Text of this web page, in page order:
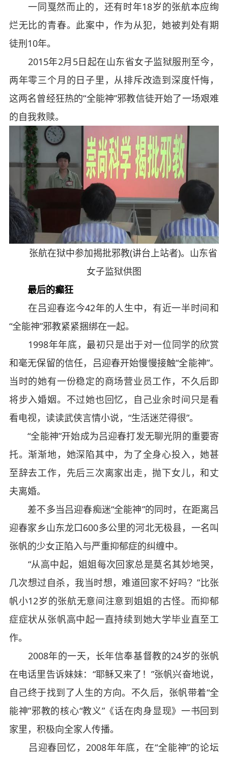
一同戛然而止的，还有时年18岁的张航本应绚
烂无比的青春。此案中，作为从犯，她被判处有期
徒刑10年。
2015年2月5日起在山东省女子监狱服刑至今，
两年零三个月的日子里，从排斥改造到深度忏悔，
这两名曾经狂热的“全能神”邪教信徒开始了一场艰难
的自我救赎。
张航在狱中参加揭批邪教(讲台上站者)。山东省
女子监狱供图
最后的癫狂
在吕迎春迄今42年的人生中，有近一半时间和
“全能神”邪教紧紧捆绑在一起。
1998年年底，最初只是出于对一位同学的欣赏
和毫无保留的信任，吕迎春开始慢慢接触“全能神”。
当时的她有一份稳定的商场营业员工作，不久后即
将步入婚姻。不过她也回忆，自己业余时间只是看
看电视，读读武侠言情小说，“生活迷茫得很”。
“全能神”开始成为吕迎春打发无聊光阴的重要寄
托。渐渐地，她深陷其中，为了全身心投入，她甚
至辞去工作，先后三次离家出走，抛下女儿，和丈
夫离婚。
差不多当吕迎春痴迷“全能神”的同时，在距离吕
迎春家乡山东龙口600多公里的河北无极县，一名叫
张帆的少女正陷入与严重抑郁症的纠缠中。
“从高中起，姐姐每次回家总是莫名其妙地哭，
几次想过自杀，我当时想，难道回家不好吗？”比张
帆小12岁的张航无意间注意到姐姐的古怪。而抑郁
症症状从张帆高中起一直持续到她大学毕业直至工
作。
2008年的一天，长年信奉基督教的24岁的张帆
在电话里告诉妹妹：“耶稣又来了！”张帆兴奋地说，
自己终于找到了人生的方向。不久后，张帆带着“全
能神”邪教的核心“教义”《话在肉身显现》一书回到
家里，积极向全家人传播。
吕迎春回忆，2008年年底，在“全能神”的论坛